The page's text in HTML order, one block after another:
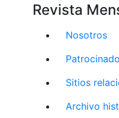
Revista
Nosotros
Sitios
Archivo